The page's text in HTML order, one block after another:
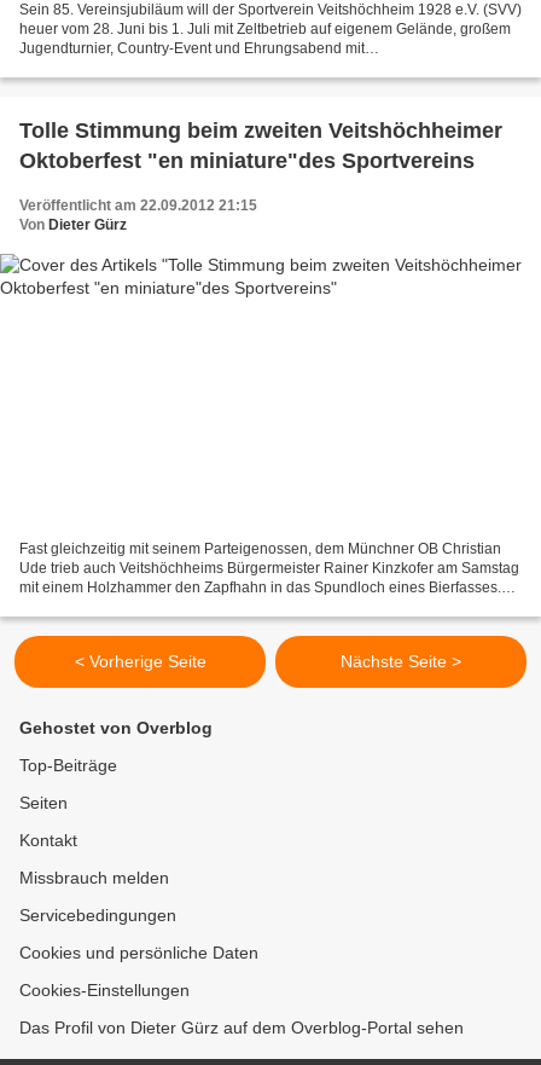
Sein 85. Vereinsjubiläum will der Sportverein Veitshöchheim 1928 e.V. (SVV)
heuer vom 28. Juni bis 1. Juli mit Zeltbetrieb auf eigenem Gelände, großem
Jugendturnier, Country-Event und Ehrungsabend mit
Tolle Stimmung beim zweiten Veitshöchheimer
Oktoberfest "en miniature"des Sportvereins
Veröffentlicht am 22.09.2012 21:15
Von Dieter Gürz
Fast gleichzeitig mit seinem Parteigenossen, dem Münchner OB Christian
Ude trieb auch Veitshöchheims Bürgermeister Rainer Kinzkofer am Samstag
mit einem Holzhammer den Zapfhahn in das Spundloch eines Bierfasses.
< Vorherige Seite Nächste Seite >
Gehostet von Overblog
Top-Beiträge
Seiten
Kontakt
Missbrauch melden
Servicebedingungen
Cookies und persönliche Daten
Cookies-Einstellungen
Das Profil von Dieter Gürz auf dem Overblog-Portal sehen